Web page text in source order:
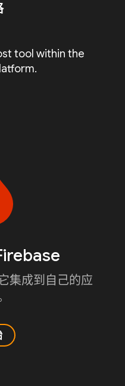
tool within the
集成到自己的应